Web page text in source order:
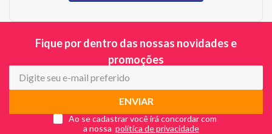
Fique por dentro das nossas novidades e
promoções
ENVIAR
Ao se cadastrar você irá concordar com
a nossa